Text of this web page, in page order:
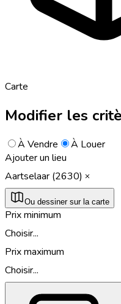
Carte
Modifier les
À Vendre
À Louer
Ajouter un lieu
Aartselaar (2630)
Ou dessiner sur la carte
Prix minimum
Choisir...
Prix maximum
Choisir...